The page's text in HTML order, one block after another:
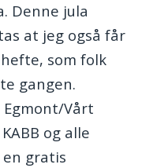
Denne jula
at jeg også får
som folk
gangen.
Vårt
og alle
gratis